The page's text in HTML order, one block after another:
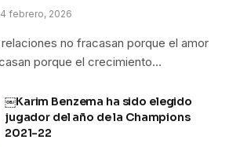
4 febrero, 2026
no fracasan porque el amor
porque el crecimiento…
￼Karim Benzema ha sido elegido
jugador del año de la Champions
2021-22